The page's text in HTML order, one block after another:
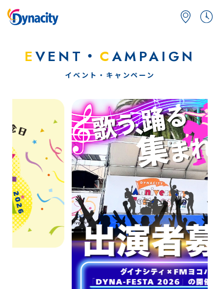
EVENT・ CAMPAIGN
イベント・キャンペーン